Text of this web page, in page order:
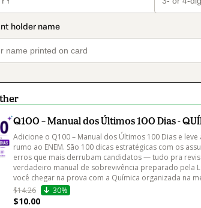
Q100 – Manual dos Últimos 100 Dias -
Adicione o Q100 – Manual dos Últimos 100 Dias e
rumo ao ENEM. São 100 dicas estratégicas com os
erros que mais derrubam candidatos — tudo pra
verdadeiro manual de sobrevivência preparado pela
você chegar na prova com a Química organizada na
$14.26
30%
$10.00